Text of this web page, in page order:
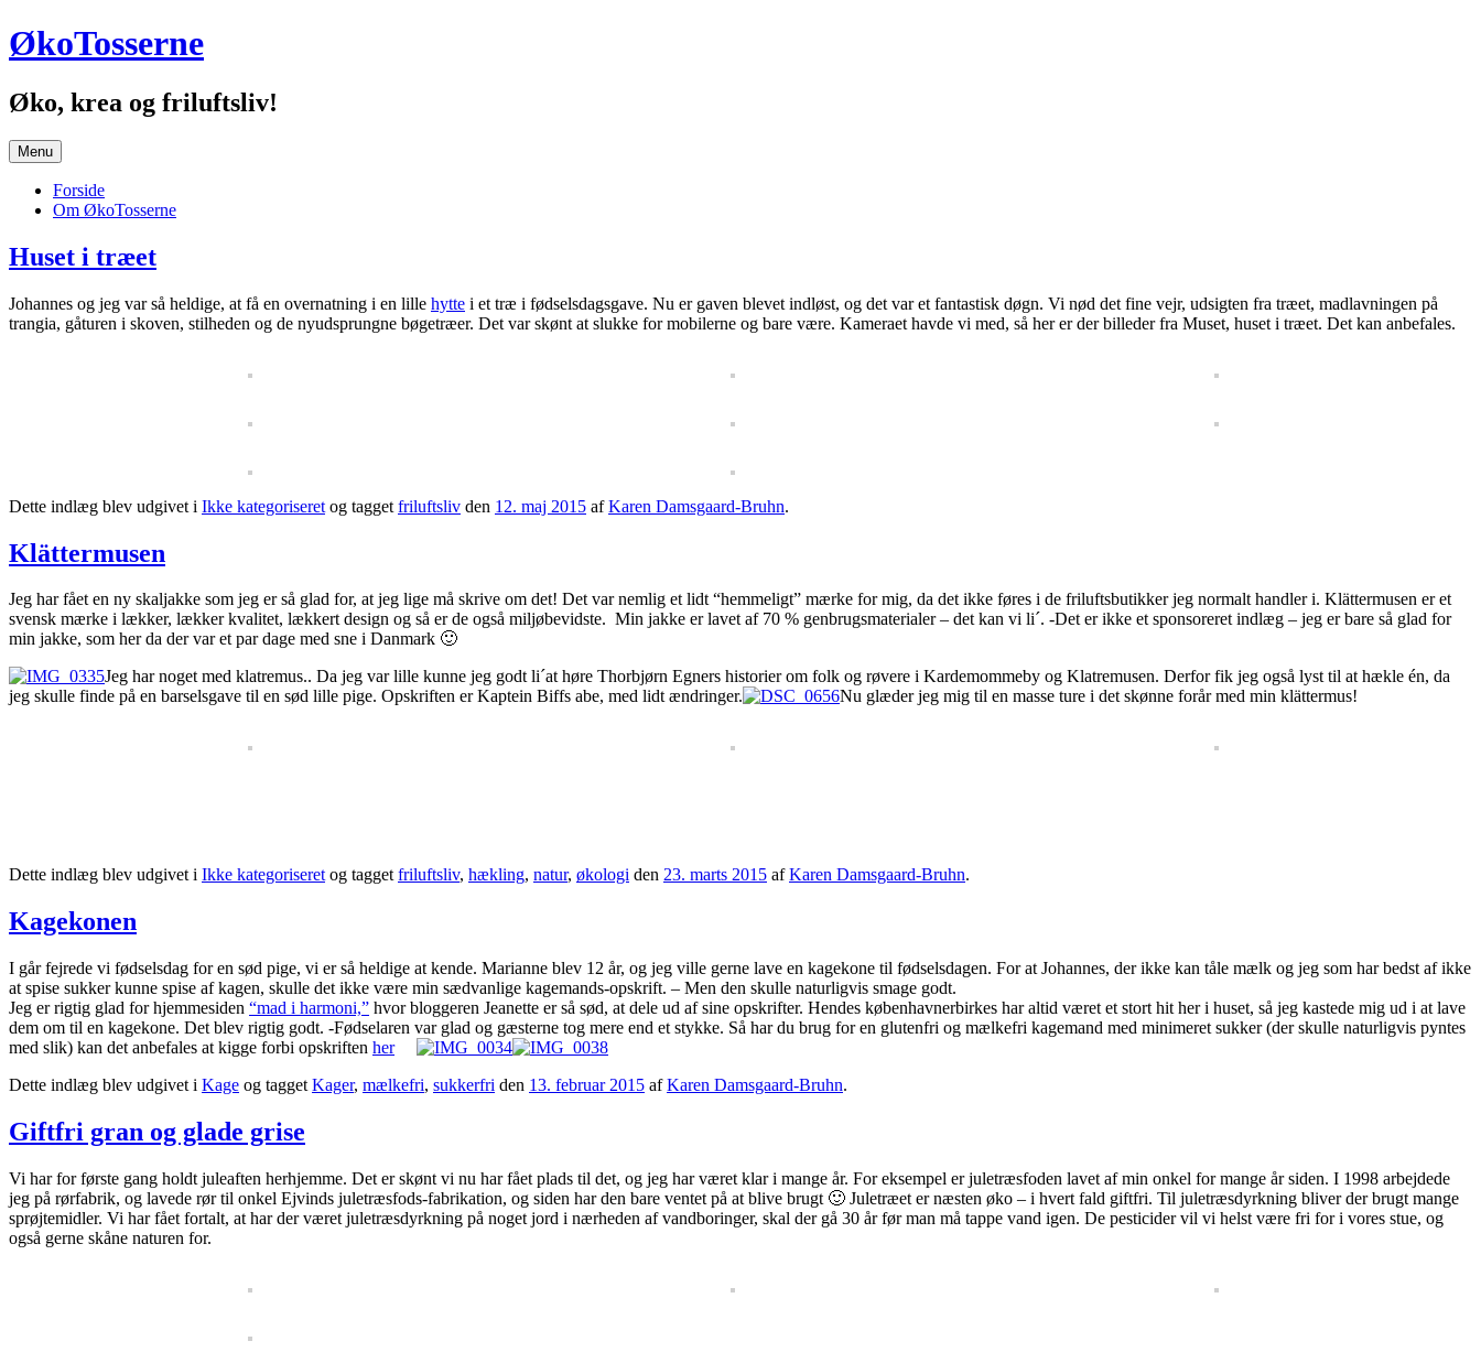
Hop
til
ØkoTosserne
Øko, krea og friluftsliv!
Menu
Forside
Om ØkoTosserne
Huset i træet
Johannes og jeg var så heldige, at få en overnatning i en lille hytte i et træ i fødselsdagsgave. Nu er gaven blevet indløst, og det var et fantastisk døgn. Vi nød det fine vejr, udsigten fra træet, madlavningen på
trangia, gåturen i skoven, stilheden og de nyudsprungne bøgetræer. Det var skønt at slukke for mobilerne og bare være. Kameraet havde vi med, så her er der billeder fra Muset, huset i træet. Det kan anbefales.
Dette indlæg blev udgivet i Ikke kategoriseret og tagget friluftsliv den 12. maj 2015 afKaren Damsgaard-Bruhn.
Klättermusen
Jeg har fået en ny skaljakke som jeg er så glad for, at jeg lige må skrive om det! Det var nemlig et lidt “hemmeligt” mærke for mig, da det ikke føres i de friluftsbutikker jeg normalt handler i. Klättermusen er et
svensk mærke i lækker, lækker kvalitet, lækkert design og så er de også miljøbevidste. Min jakke er lavet af 70 % genbrugsmaterialer – det kan vi li´. -Det er ikke et sponsoreret indlæg – jeg er bare så glad for
min jakke, som her da der var et par dage med sne i Danmark 🙂
Jeg har noget med klatremus.. Da jeg var lille kunne jeg godt li´at høre Thorbjørn Egners historier om folk og røvere i Kardemommeby og Klatremusen. Derfor fik jeg også lyst til at hækle én, da
jeg skulle finde på en barselsgave til en sød lille pige. Opskriften er Kaptein Biffs abe, med lidt ændringer.
Nu glæder jeg mig til en masse ture i det skønne forår med min klättermus!
Dette indlæg blev udgivet i Ikke kategoriseretog taggetfriluftsliv, hækling, natur, økologi den 23. marts 2015 afKaren Damsgaard-Bruhn.
Kagekonen
I går fejrede vi fødselsdag for en sød pige, vi er så heldige at kende. Marianne blev 12 år, og jeg ville gerne lave en kagekone til fødselsdagen. For at Johannes, der ikke kan tåle mælk og jeg som har bedst af ikke
at spise sukker kunne spise af kagen, skulle det ikke være min sædvanlige kagemands-opskrift. – Men den skulle naturligvis smage godt.
Jeg er rigtig glad for hjemmesiden “mad i harmoni,” hvor bloggeren Jeanette er så sød, at dele ud af sine opskrifter. Hendes københavnerbirkes har altid været et stort hit her i huset, så jeg kastede mig ud i at lave
dem om til en kagekone. Det blev rigtig godt. -Fødselaren var glad og gæsterne tog mere end et stykke. Så har du brug for en glutenfri og mælkefri kagemand med minimeret sukker (der skulle naturligvis pyntes
med slik) kan det anbefales at kigge forbi opskriften her
Dette indlæg blev udgivet i Kage og tagget Kager, mælkefri, sukkerfri den 13. februar 2015 afKaren Damsgaard-Bruhn.
Giftfri gran og glade grise
Vi har for første gang holdt juleaften herhjemme. Det er skønt vi nu har fået plads til det, og jeg har været klar i mange år. For eksempel er juletræsfoden lavet af min onkel for mange år siden. I 1998 arbejdede
jeg på rørfabrik, og lavede rør til onkel Ejvinds juletræsfods-fabrikation, og siden har den bare ventet på at blive brugt 🙂 Juletræet er næsten øko – i hvert fald giftfri. Til juletræsdyrkning bliver der brugt mange
sprøjtemidler. Vi har fået fortalt, at har der været juletræsdyrkning på noget jord i nærheden af vandboringer, skal der gå 30 år før man må tappe vand igen. De pesticider vil vi helst være fri for i vores stue, og
også gerne skåne naturen for.